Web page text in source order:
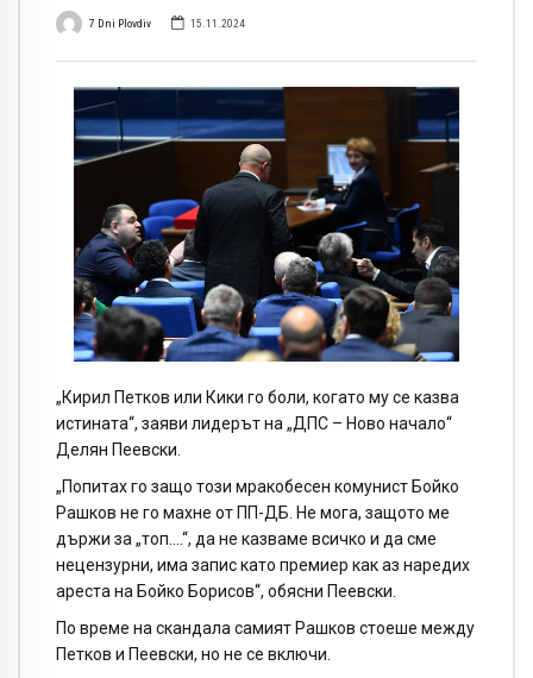
7 Dni Plovdiv 15.11.2024
„Кирил Петков или Кики го боли, когато му се казва
истината“, заяви лидерът на „ДПС – Ново начало“
Делян Пеевски.
„Попитах го защо този мракобесен комунист Бойко
Рашков не го махне от ПП-ДБ. Не мога, защото ме
държи за „топ….“, да не казваме всичко и да сме
нецензурни, има запис като премиер как аз наредих
ареста на Бойко Борисов“, обясни Пеевски.
По време на скандала самият Рашков стоеше между
Петков и Пеевски, но не се включи.